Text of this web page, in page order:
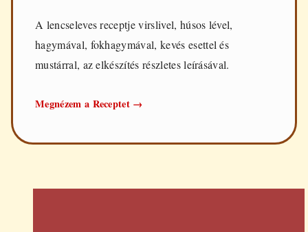
A lencseleves receptje virslivel, húsos lével,
hagymával, fokhagymával, kevés esettel és
mustárral, az elkészítés részletes leírásával.
Megnézem a Receptet Lencseleves
→